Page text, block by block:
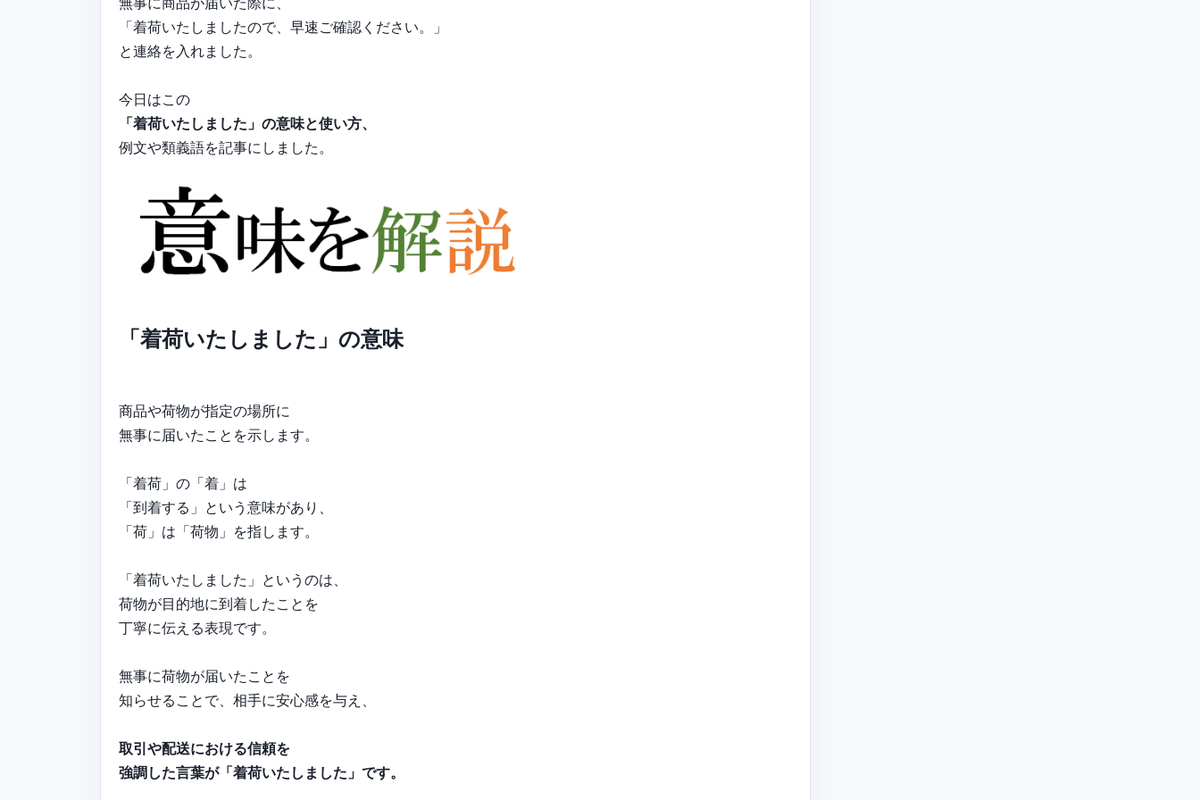
「着荷いたしましたので、早速ご確認ください。」
と連絡を入れました。
今日はこの
「着荷いたしました」の意味と使い方、
例文や類義語を記事にしました。
「着荷いたしました」の意味
商品や荷物が指定の場所に
無事に届いたことを示します。
「着荷」の「着」は
「到着する」という意味があり、
「荷」は「荷物」を指します。
「着荷いたしました」というのは、
荷物が目的地に到着したことを
丁寧に伝える表現です。
無事に荷物が届いたことを
知らせることで、相手に安心感を与え、
取引や配送における信頼を
強調した言葉が「着荷いたしました」です。